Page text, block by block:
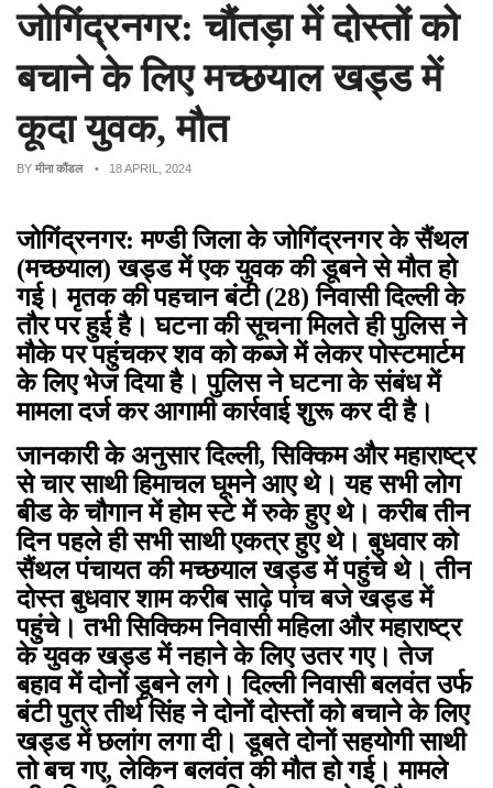
जोगिंद्रनगर: चौंतड़ा में दोस्तों को
बचाने के लिए मच्छयाल खड्ड में
कूदा युवक, मौत
BY मीना कौंडल • 18 APRIL, 2024
जोगिंद्रनगर: मण्डी जिला के जोगिंद्रनगर के सैंथल
(मच्छयाल) खड्ड में एक युवक की डूबने से मौत हो
गई। मृतक की पहचान बंटी (28) निवासी दिल्ली के
तौर पर हुई है। घटना की सूचना मिलते ही पुलिस ने
मौके पर पहुंचकर शव को कब्जे में लेकर पोस्टमार्टम
के लिए भेज दिया है। पुलिस ने घटना के संबंध में
मामला दर्ज कर आगामी कार्रवाई शुरू कर दी है।
जानकारी के अनुसार दिल्ली,सिक्किम और महाराष्ट्र
से चार साथी हिमाचल घूमने आए थे। यह सभी लोग
बीड के चौगान में होम स्टे में रुके हुए थे। करीब तीन
दिन पहले ही सभी साथी एकत्र हुए थे। बुधवार को
सैंथल पंचायत की मच्छयाल खड्ड में पहुंचे थे। तीन
दोस्त बुधवार शाम करीब साढ़े पांच बजे खड्ड में
पहुंचे। तभी सिक्किम निवासी महिला और महाराष्ट्र
के युवक खड्ड में नहाने के लिए उतर गए। तेज
बहाव में दोनों डूबने लगे। दिल्ली निवासी बलवंत उर्फ
बंटी पुत्र तीर्थ सिंह ने दोनों दोस्तों को बचाने के लिए
खड्ड में छलांग लगा दी। डूबते दोनों सहयोगी साथी
तो बच गए,लेकिन बलवंत की मौत हो गई। मामले